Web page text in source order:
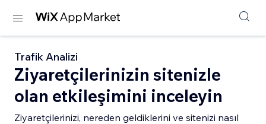
Trafik Analizi
Ziyaretçilerinizin sitenizle
olan etkileşimini inceleyin
Ziyaretçilerinizi, nereden geldiklerini ve sitenizi nasıl